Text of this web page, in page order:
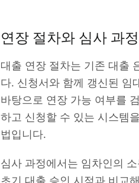
연장 절차와 심사 과정
대출 연장 절차는 기존 대출
다. 신청서와 함께 갱신된 임
바탕으로 연장 가능 여부를
하고 신청할 수 있는 시스템
법입니다.
심사 과정에서는 임차인의
초기 대출 승인 시점과 비교